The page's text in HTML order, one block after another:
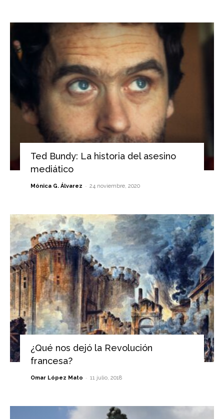
Ted Bundy: La historia del asesino
mediático
Mónica G. Álvarez - 24 noviembre, 2020
¿Qué nos dejó la Revolución
francesa?
Omar López Mato - 11 julio, 2018